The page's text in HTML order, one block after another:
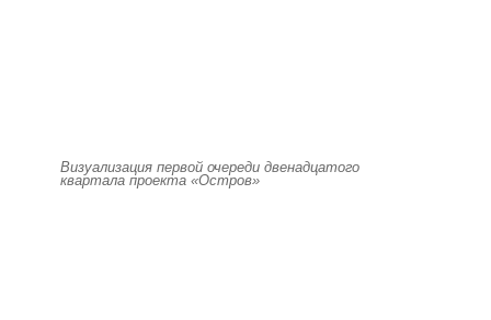
Визуализация первой очереди двенадцатого
квартала проекта «Остров»